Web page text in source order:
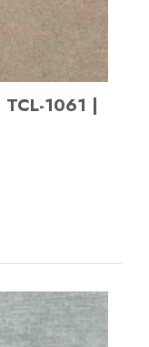
TCL-1061 |